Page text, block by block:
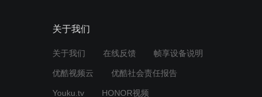
关于我们
关于我们 在线反馈 帧享设备说明
优酷视频云 优酷社会责任报告
Youku.tv HONOR视频